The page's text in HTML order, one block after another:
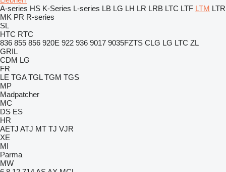
A-series HS K-Series L-series LB LG LH LR LRB LTC LTF LTM LTR
MK PR R-series
SL
HTC RTC
836 855 856 920E 922 936 9017 9035FZTS CLG LG LTC ZL
GRIL
CDM LG
FR
LE TGA TGL TGM TGS
MP
Madpatcher
MC
DS ES
HR
AETJ ATJ MT TJ VJR
XE
MI
Parma
MW